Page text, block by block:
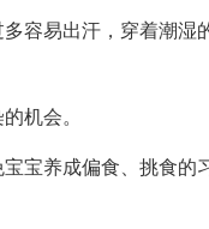
易出汗，穿着潮湿
机会。
养成偏食、挑食的习